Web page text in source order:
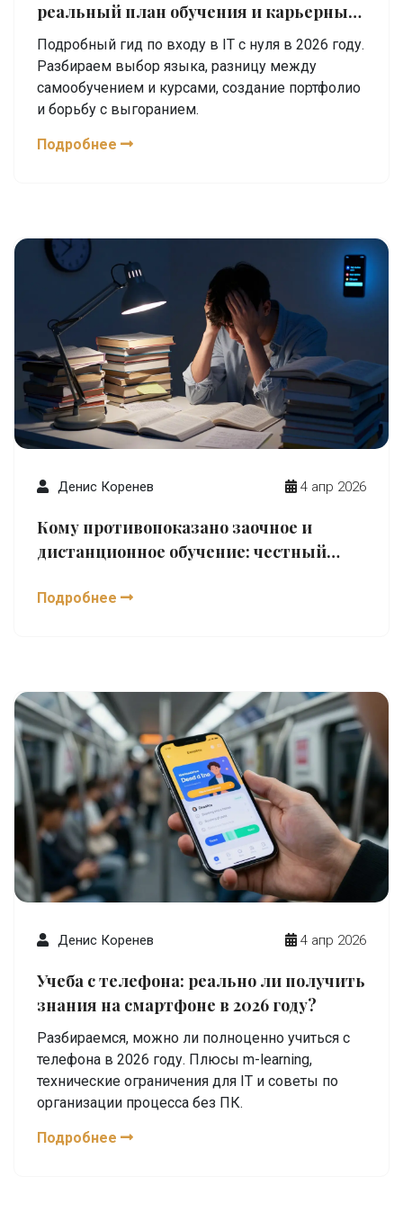
реальный план обучения и карьерный
старт
Подробный гид по входу в IT с нуля в 2026 году.
Разбираем выбор языка, разницу между
самообучением и курсами, создание портфолио
и борьбу с выгоранием.
Подробнее
Денис Коренев 4 апр 2026
Кому противопоказано заочное и
дистанционное обучение: честный
Подробнее
Денис Коренев 4 апр 2026
Учеба с телефона: реально ли получить
знания на смартфоне в 2026 году?
Разбираемся, можно ли полноценно учиться с
телефона в 2026 году. Плюсы m-learning,
технические ограничения для IT и советы по
организации процесса без ПК.
Подробнее